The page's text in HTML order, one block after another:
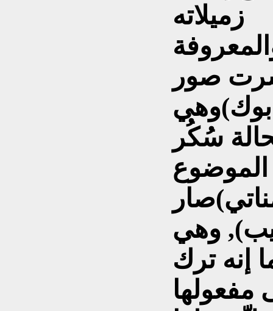
زميلاته
صور
سُكُر
وهي
إنه ترك
مفعولها